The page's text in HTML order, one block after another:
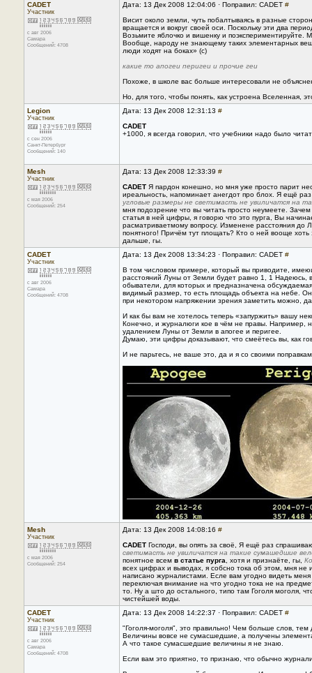
CADET
Участник
с авг 2006
Самара
Сообщений: 4708
Дата: 13 Дек 2008 12:04:06 · Поправил: CADET #
Висит около земли, чуть побалтываясь в разные
вращается и вокруг своей оси. Поскольку эти два
Возьмите яблочко и вишенку и поэкспериментируйте.
Вообще, народу не знающему таких элементарных
люди ходят на боках» (с)
какие то апогеи перигеи и прочие геи
Похоже, в школе вас больше интересовали не
Но, для того, чтобы понять, как устроена Вселенная,
Legion
Участник
с сен 2006
Санкт-Петербург
Сообщений: 140
Дата: 13 Дек 2008 12:31:13 #
CADET
+1000, я всегда говорил, что учебники надо было
Mesh
Участник
с мая 2006
Сообщений: 254
Дата: 13 Дек 2008 12:33:39 #
CADET Я пардон конешно, но мня уже просто парит
иреальность, напоминает анегдот про блох. Я ещё
угловые размеры не светимасть не увиличатся на
мня подозрение что вы читать просто неумеете.
статья в ней цифры, я говорю что это пурга, Вы
расматриваетмому вопросу. Изменене расстояния
понятного! Причём тут площать? Кто о ней вооще
дальше, гы.
CADET
Участник
с авг 2006
Самара
Сообщений: 4708
Дата: 13 Дек 2008 13:34:23 · Поправил: CADET #
В том числовом примере, который вы приводите,
расстояний Луны от Земли будет равно 1, 1 Надеюсь,
обыватели, для которых и предназначена
видимый размер, то есть площадь объекта на небе.
при некотором напряжении зрения заметить можно,
И как бы вам не хотелось теперь «запуржить» вашу
Конечно, и журналюги кое в чём не правы. Например,
удалением Луны от Земли в апогее и перигее.
Думаю, эти цифры доказывают, что смеётесь вы, как
И не парьтесь, не ваше это, да и я со своими
Mesh
Участник
с мая 2006
Сообщений: 254
Дата: 13 Дек 2008 14:08:16 #
CADET Господи, вы опять за своё, Я ещё раз
светимасть не увиличатся на такие сумашедшие
понятное всем в статье пурга , хотя и признаёте, гы,
всех цифрах и выводах, я собсно тока об этом, мня не
написано журналистами. Есле вам угодно видеть
переключая внимание на что угодно тока не на
то. Ну а што до остального, типо там Гоголя моголя,
чистейшей воды.
CADET
Участник
с авг 2006
Самара
Сообщений: 4708
Дата: 13 Дек 2008 14:22:37 · Поправил: CADET #
"Гоголя-моголя", это правильно! Чем больше слов,
Величины вовсе не сумасшедшие, а получены
А что такое сумасшедшие величины я не знаю.
Если вам это приятно, то признаю, что обычно